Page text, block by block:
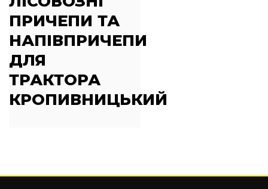
ПРИЧЕПИ ТА
НАПІВПРИЧЕПИ
ДЛЯ
ТРАКТОРА
КРОПИВНИЦЬКИЙ